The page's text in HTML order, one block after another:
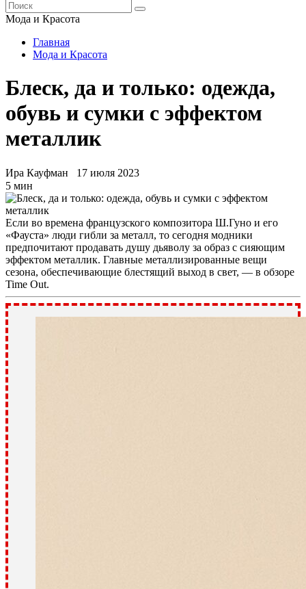
Мода и Красота
Главная
Мода и Красота
Блеск, да и только: одежда,
обувь и сумки с эффектом
металлик
Ира Кауфман
17 июля 2023
5 мин
Если во времена французского композитора Ш.Гуно и его
«Фауста» люди гибли за металл, то сегодня модники
предпочитают продавать душу дьяволу за образ с сияющим
эффектом металлик. Главные металлизированные вещи
сезона, обеспечивающие блестящий выход в свет, — в обзоре
Time Out.